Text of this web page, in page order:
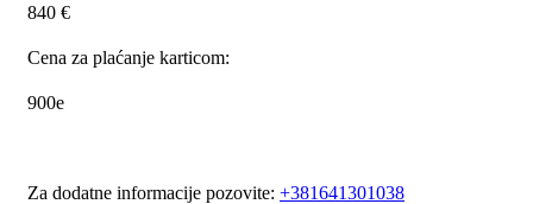
840 €
Cena za plaćanje karticom:
900e
Za dodatne informacije pozovite: +381641301038